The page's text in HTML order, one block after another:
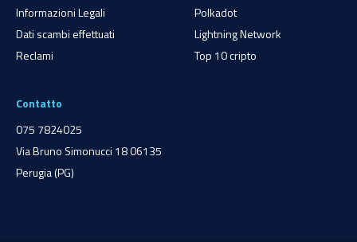
Informazioni Legali
Dati scambi effettuati
Reclami
Polkadot
Lightning Network
Top 10 cripto
Contatto
075 7824025
Via Bruno Simonucci 18 06135
Perugia (PG)